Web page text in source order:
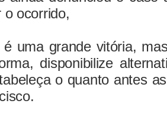
o ocorrido,
é uma grande vitória,
disponibilize
o quanto antes